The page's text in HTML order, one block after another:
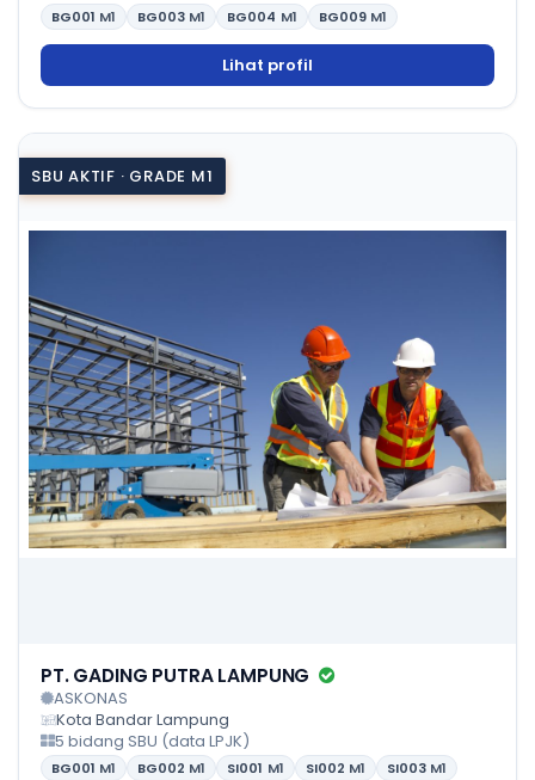
BG001 M1 BG003 M1 BG004 M1 BG009 M1
Lihat profil
SBU AKTIF · GRADE M1
PT. GADING PUTRA LAMPUNG
ASKONAS
Kota Bandar Lampung
5 bidang SBU (data LPJK)
BG001 M1 BG002 M1 SI001 M1 SI002 M1 SI003 M1